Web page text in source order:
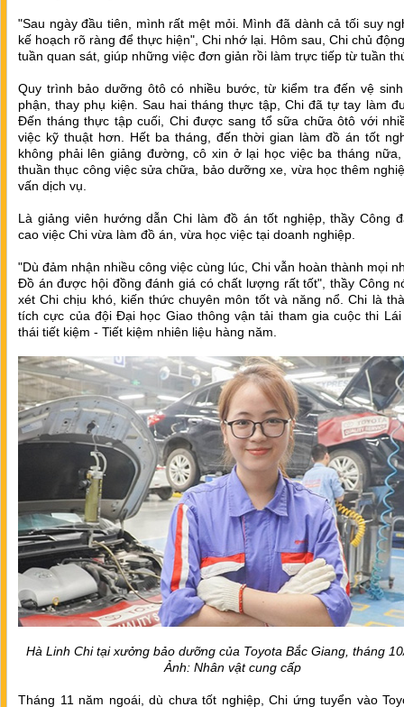
"Sau ngày đầu tiên, mình rất mệt mỏi. Mình đã dành cả tối suy
kế hoạch rõ ràng để thực hiện", Chi nhớ lại. Hôm sau, Chi chủ
tuần quan sát, giúp những việc đơn giản rồi làm trực tiếp từ tuần
Quy trình bảo dưỡng ôtô có nhiều bước, từ kiểm tra đến vệ
phận, thay phụ kiện. Sau hai tháng thực tập, Chi đã tự tay làm
Đến tháng thực tập cuối, Chi được sang tổ sữa chữa ôtô với
việc kỹ thuật hơn. Hết ba tháng, đến thời gian làm đồ án tốt
không phải lên giảng đường, cô xin ở lại học việc ba tháng
thuần thục công việc sửa chữa, bảo dưỡng xe, vừa học thêm
vấn dịch vụ.
Là giảng viên hướng dẫn Chi làm đồ án tốt nghiệp, thầy Công
cao việc Chi vừa làm đồ án, vừa học việc tại doanh nghiệp.
"Dù đảm nhận nhiều công việc cùng lúc, Chi vẫn hoàn thành mọi
Đồ án được hội đồng đánh giá có chất lượng rất tốt", thầy Công
xét Chi chịu khó, kiến thức chuyên môn tốt và năng nổ. Chi là
tích cực của đội Đại học Giao thông vận tải tham gia cuộc thi Lái
thái tiết kiệm - Tiết kiệm nhiên liệu hàng năm.
Hà Linh Chi tại xưởng bảo dưỡng của Toyota Bắc Giang, tháng
Ảnh: Nhân vật cung cấp
Tháng 11 năm ngoái, dù chưa tốt nghiệp, Chi ứng tuyển vào